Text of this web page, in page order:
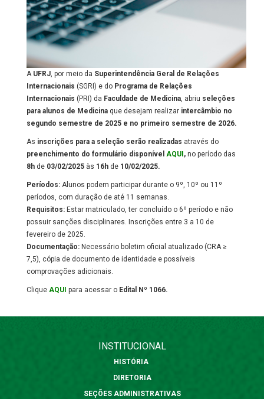
A UFRJ, por meio da Superintendência Geral de Relações
Internacionais (SGRI) e do Programa de Relações
Internacionais (PRI) da Faculdade de Medicina, abriu seleções
para alunos de Medicina que desejam realizar intercâmbio no
segundo semestre de 2025 e no primeiro semestre de 2026.
As inscrições para a seleção serão realizadas através do
preenchimento do formulário disponível AQUI , no período das
8h de 03/02/2025 às 16h de 10/02/2025.
Períodos: Alunos podem participar durante o 9º, 10º ou 11º
períodos, com duração de até 11 semanas.
Requisitos: Estar matriculado, ter concluído o 6º período e não
possuir sanções disciplinares. Inscrições entre 3 a 10 de
fevereiro de 2025.
Documentação: Necessário boletim oficial atualizado (CRA ≥
7,5), cópia de documento de identidade e possíveis
comprovações adicionais.
Clique AQUI para acessar o Edital Nº 1066.
INSTITUCIONAL
HISTÓRIA
DIRETORIA
SEÇÕES ADMINISTRATIVAS